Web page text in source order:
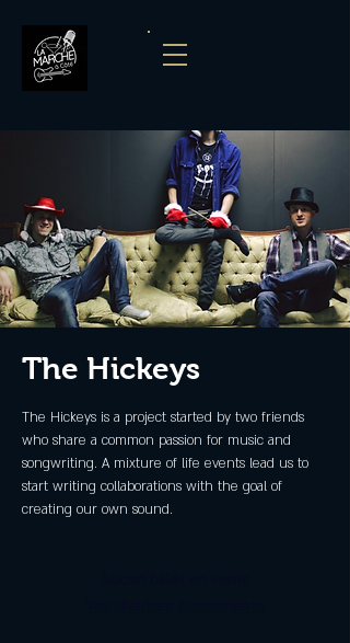
The Hickeys
The Hickeys is a project started by two friends
who share a common passion for music and
songwriting. A mixture of life events lead us to
start writing collaborations with the goal of
creating our own sound.